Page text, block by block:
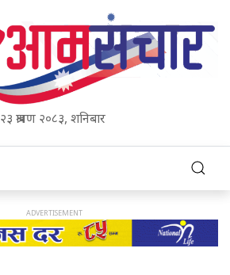
२३ श्रावण २०८३, शनिबार